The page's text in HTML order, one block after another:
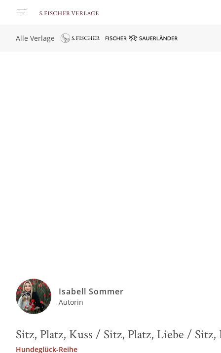
Alle Verlage
Isabell Sommer
Autorin
Sitz, Platz, Kuss / Sitz, Platz, Liebe /
Hundeglück-Reihe